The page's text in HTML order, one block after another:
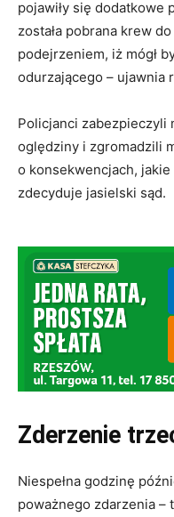
pojawiły się dodatkowe
została pobrana krew
podejrzeniem, iż mógł
odurzającego – ujawnia
Policjanci zabezpieczyli
oględziny i zgromadzili
o konsekwencjach,
zdecyduje jasielski sąd.
Zderzenie
Niespełna godzinę
poważnego zdarzenia –